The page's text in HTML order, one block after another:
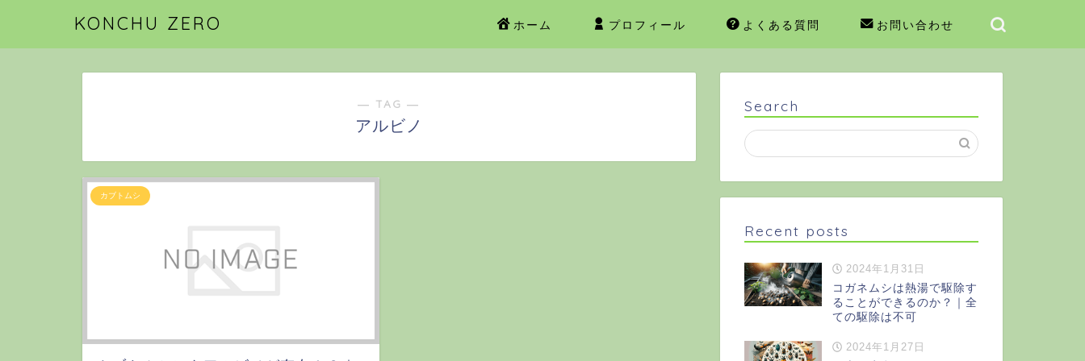
KONCHU ZERO ホーム プロフィール よくある質問 お問い合わせ
― TAG ―
アルビノ
カブトムシ
Search
Recent posts
2024年1月31日
コガネムシは熱湯で駆除す
ることができるのか？｜全
ての駆除は不可
2024年1月27日